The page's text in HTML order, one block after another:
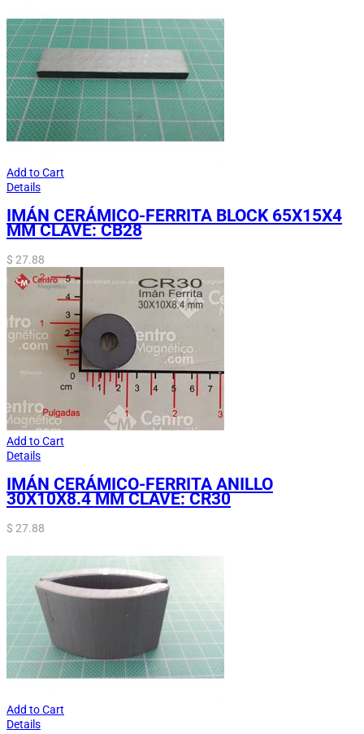
Add to Cart
Details
IMÁN CERÁMICO-FERRITA BLOCK 65X15X4
MM CLAVE: CB28
$ 27.88
Add to Cart
Details
IMÁN CERÁMICO-FERRITA ANILLO
30X10X8.4 MM CLAVE: CR30
$ 27.88
Add to Cart
Details